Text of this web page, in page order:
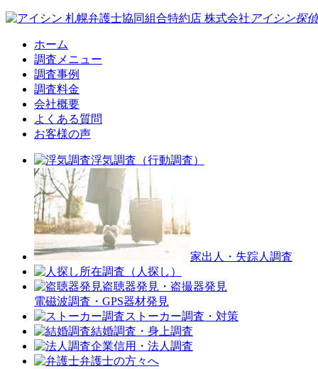
札幌弁護士協同組合特約店 株式会社 アイシン探
ホーム
調査メニュー
調査事例
調査料金
会社概要
よくある質問
お客様の声
浮気調査（行動調査）
家出人・失踪人調査
所在調査（人探し）
盗聴器発見・盗撮器発見
電磁波調査・GPS器材発見
ストーカー調査・対策
結婚調査・身上調査
企業信用・法人調査
弁護士の方々へ